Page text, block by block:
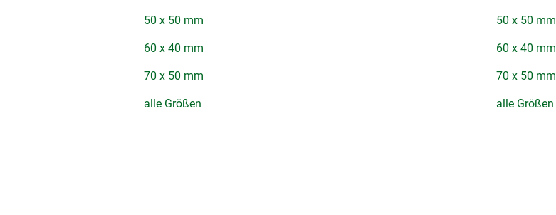
50 x 50 mm
60 x 40 mm
70 x 50 mm
alle Größen
50 x 50 mm
60 x 40 mm
70 x 50 mm
alle Größen